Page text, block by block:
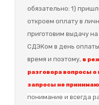
обязательно: 1)
откроем оплату в
приготовим выдачу
СДЭКом в день
время и поэтому, в
разговора вопросы
запросы не
понимание и всегда